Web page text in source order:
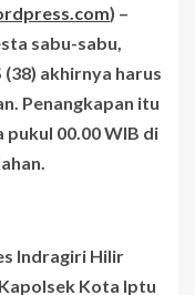
) –
sabu-sabu,
(38) akhirnya harus
Penangkapan itu
00.00 WIB di
Indragiri Hilir
Kota Iptu